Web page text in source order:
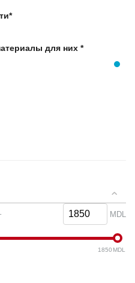
это
Сделайте так, чтобы ваш
выбором качественных
устранения запаха, которые
для них *
MDL
1850 MDL